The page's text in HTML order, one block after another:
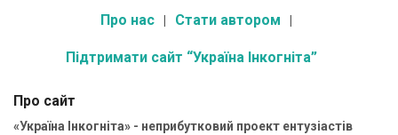
Про нас Стати автором
Підтримати сайт “Україна Інкогніта”
Про сайт
«Україна Інкогніта» - неприбутковий проект ентузіастів